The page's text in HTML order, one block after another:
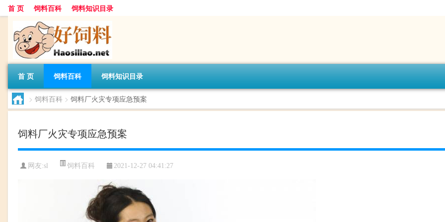
首 页 饲料百科 饲料知识目录
首 页 饲料百科 饲料知识目录
> 饲料百科 > 饲料厂火灾专项应急预案
饲料厂火灾专项应急预案
网友:sl 饲料百科 2021-12-27 04:41:27